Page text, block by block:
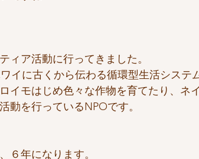
ィア活動に行ってきました。
イに古くから伝わる循環型生活システ
イモはじめ色々な作物を育てたり、ネ
動を行っているNPOです。
６年になります。